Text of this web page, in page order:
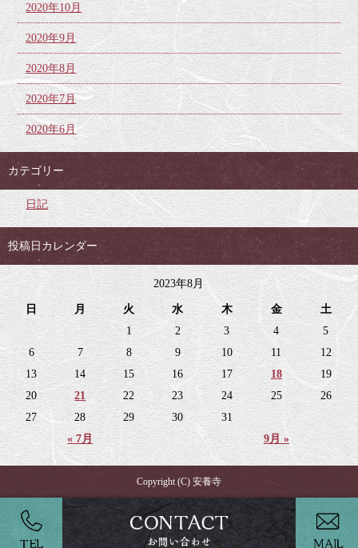
2020年10月
2020年9月
2020年8月
2020年7月
2020年6月
カテゴリー
日記
投稿日カレンダー
2023年8月
日 月 火 水 木 金 土
« 7月 9月 »
1 2 3 4
5
6
7 8 9 10 11
12
13
14 15 16 17 18
19
20
21 22 23 24 25
26
27
28 29 30 31
Copyright (C) 安養寺